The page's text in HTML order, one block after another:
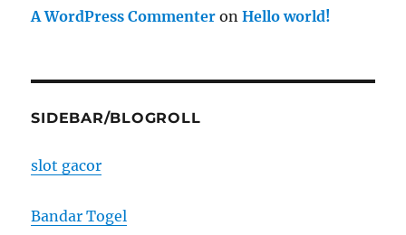
A WordPress Commenter onHello world!
SIDEBAR/BLOGROLL
slot gacor
Bandar Togel